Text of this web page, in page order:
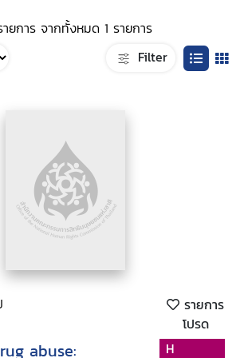
ยการ จากทั้งหมด 1 รายการ
Filter
รายการ
โปรด
abuse:
H